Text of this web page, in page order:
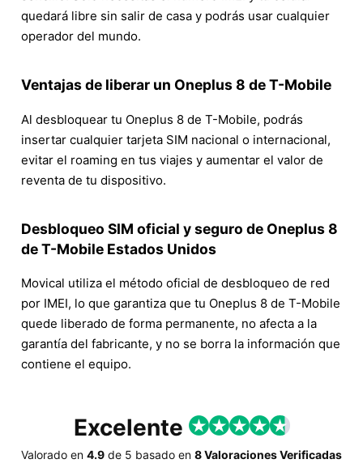
quedará libre sin salir de casa y podrás usar cualquier
operador del mundo.
Ventajas de liberar un Oneplus 8 de T-Mobile
Al desbloquear tu Oneplus 8 de T-Mobile, podrás
insertar cualquier tarjeta SIM nacional o internacional,
evitar el roaming en tus viajes y aumentar el valor de
reventa de tu dispositivo.
Desbloqueo SIM oficial y seguro de Oneplus 8
de T-Mobile Estados Unidos
Movical utiliza el método oficial de desbloqueo de red
por IMEI, lo que garantiza que tu Oneplus 8 de T-Mobile
quede liberado de forma permanente, no afecta a la
garantía del fabricante, y no se borra la información que
contiene el equipo.
Excelente
Valorado en 4.9 de 5 basado en 8 Valoraciones Verificadas